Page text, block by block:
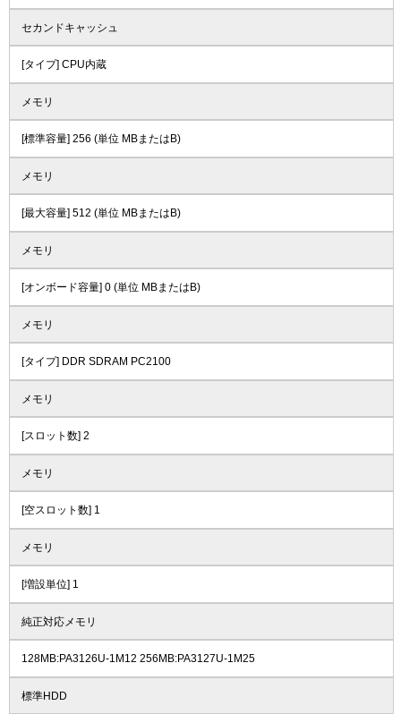
セカンドキャッシュ
[タイプ] CPU内蔵
メモリ
[標準容量] 256 (単位 MBまたはB)
メモリ
[最大容量] 512 (単位 MBまたはB)
メモリ
[オンボード容量] 0 (単位 MBまたはB)
メモリ
[タイプ] DDR SDRAM PC2100
メモリ
[スロット数] 2
メモリ
[空スロット数] 1
メモリ
[増設単位] 1
純正対応メモリ
128MB:PA3126U-1M12 256MB:PA3127U-1M25
標準HDD